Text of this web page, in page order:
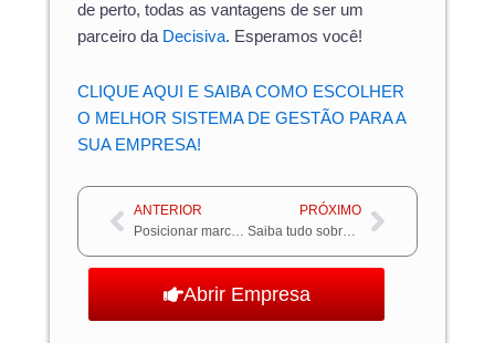
de perto, todas as vantagens de ser um
parceiro da Decisiva. Esperamos você!
CLIQUE AQUI E SAIBA COMO ESCOLHER
O MELHOR SISTEMA DE GESTÃO PARA A
SUA EMPRESA!
Anterior
ANTERIOR
Posicionar marca: como fazer?
PRÓXIMO
Saiba tudo sobre a gestão de folha de pagamentos! Próximo
Abrir Empresa